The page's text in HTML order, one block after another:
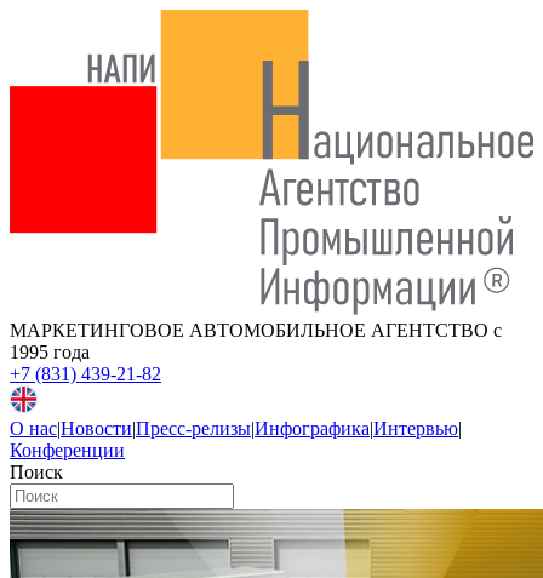
МАРКЕТИНГОВОЕ АВТОМОБИЛЬНОЕ АГЕНТСТВО с
1995 года
+7 (831) 439-21-82
О нас|Новости|Пресс-релизы|Инфографика|Интервью|
Конференции
Поиск